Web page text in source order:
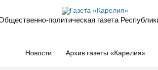
политическая газета
Новости Архив газеты «Карелия»